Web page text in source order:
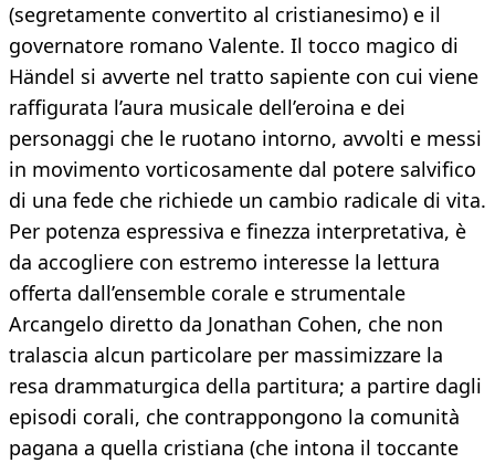
(segretamente convertito al cristianesimo) e il
governatore romano Valente. Il tocco magico di
Händel si avverte nel tratto sapiente con cui viene
raffigurata l’aura musicale dell’eroina e dei
personaggi che le ruotano intorno, avvolti e messi
in movimento vorticosamente dal potere salvifico
di una fede che richiede un cambio radicale di vita.
Per potenza espressiva e finezza interpretativa, è
da accogliere con estremo interesse la lettura
offerta dall’ensemble corale e strumentale
Arcangelo diretto da Jonathan Cohen, che non
tralascia alcun particolare per massimizzare la
resa drammaturgica della partitura; a partire dagli
episodi corali, che contrappongono la comunità
pagana a quella cristiana (che intona il toccante